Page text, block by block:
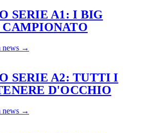
SERIE A1: I BIG
news →
SERIE A2: TUTTI I
D'OCCHIO
news →